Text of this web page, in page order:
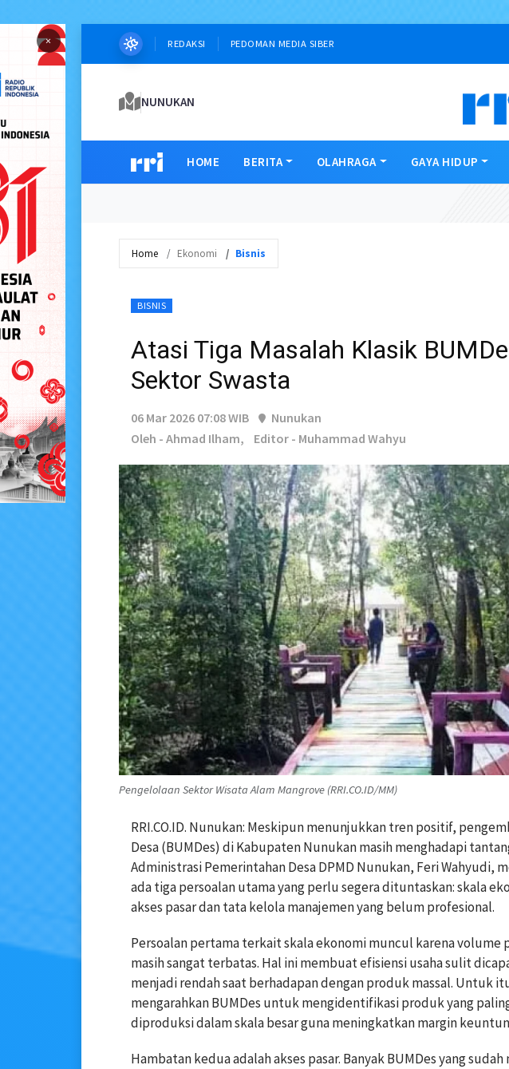
× REDAKSI PEDOMAN MEDIA SIBER
NUNUKAN
HOME BERITA OLAHRAGA GAYA HIDUP
Home Ekonomi Bisnis
BISNIS
Atasi Tiga Masalah Klasik
Sektor Swasta
06 Mar 2026 07:08 WIB
Nunukan
Oleh - Ahmad Ilham,
Editor - Muhammad Wahyu
Pengelolaan Sektor Wisata Alam Mangrove (RRI.CO.ID/MM)
RRI.CO.ID. Nunukan: Meskipun menunjukkan tren positif,
Desa (BUMDes) di Kabupaten Nunukan masih menghadapi
Administrasi Pemerintahan Desa DPMD Nunukan, Feri Wahyudi,
ada tiga persoalan utama yang perlu segera dituntaskan: skala
akses pasar dan tata kelola manajemen yang belum profesional.
Persoalan pertama terkait skala ekonomi muncul karena volume
masih sangat terbatas. Hal ini membuat efisiensi usaha sulit
menjadi rendah saat berhadapan dengan produk massal. Untuk
mengarahkan BUMDes untuk mengidentifikasi produk yang
diproduksi dalam skala besar guna meningkatkan margin
Hambatan kedua adalah akses pasar. Banyak BUMDes yang